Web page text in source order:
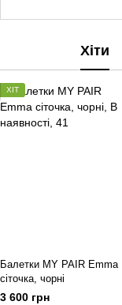
Хіти
ХІТ
Балетки MY PAIR Emma
сіточка, чорні
3 600 грн